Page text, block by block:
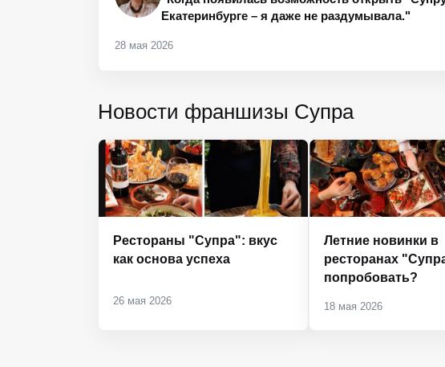
Екатеринбурге – я даже не раздумывала."
28 мая 2026
Новости франшизы Супра
Рестораны "Супра": вкус
как основа успеха
26 мая 2026
Летние новинки в
ресторанах
попробовать?
18 мая 2026